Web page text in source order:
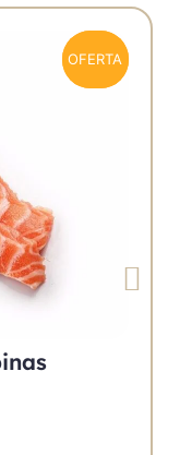
OFERTA
OFERTA